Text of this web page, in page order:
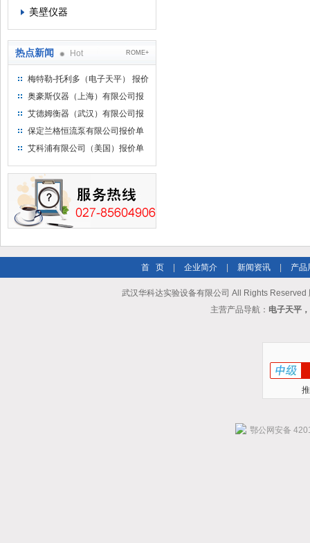
美壁仪器
热点新闻 Hot ROME+
梅特勒-托利多（电子天平） 报价
单
奥豪斯仪器（上海）有限公司报
价单
艾德姆衡器（武汉）有限公司报
价单
保定兰格恒流泵有限公司报价单
艾科浦有限公司（美国）报价单
首 页 企业简介 新闻资讯 产品
武汉华科达实验设备有限公司 All Rights Reserved
主营产品导航： 电子天平
鄂公网安备